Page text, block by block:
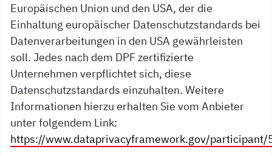
Europäischen Union und den USA, der die
Einhaltung europäischer Datenschutzstandards bei
Datenverarbeitungen in den USA gewährleisten
soll. Jedes nach dem DPF zertifizierte
Unternehmen verpflichtet sich, diese
Datenschutzstandards einzuhalten. Weitere
Informationen hierzu erhalten Sie vom Anbieter
unter folgendem Link:
https://www.dataprivacyframework.gov/participant/